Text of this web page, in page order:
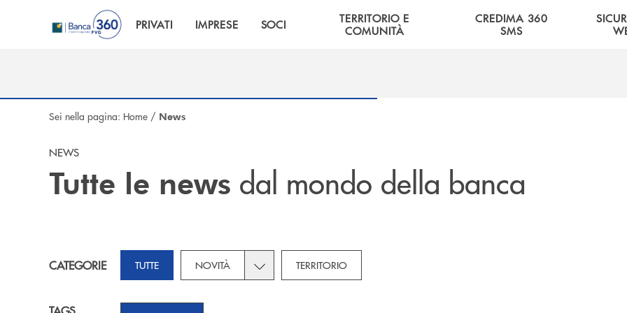
Salta al contenuto principale
PRIVATI IMPRESE SOCI
TERRITORIO E
COMUNITÀ
CREDIMA 360
SMS
Sei nella pagina: Home / News
NEWS
Tutte le news dal mondo della banca
CATEGORIE TUTTE NOVITÀ Toggle subcategories dropdown for Novità
TERRITORIO